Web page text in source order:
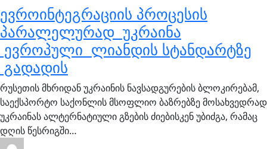
ევროინტეგრაციის პროცესის
პარალელურად უკრაინა
ევროპული ლიანდის სტანდარტზე
გადადის
რუსეთის მხრიდან უკრაინის ნავსადგურების ბლოკირებამ,
საექსპორტო საქონლის მსოფლიო ბაზრებზე მოსახვედრად
უკრაინას ალტერნატიული გზების ძიებისკენ უბიძგა, რამაც
დღის წესრიგში…